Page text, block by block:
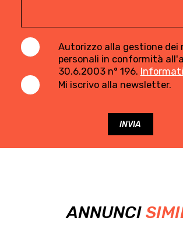
Autorizzo alla gestione dei
personali in conformità
30.6.2003 n° 196.
Mi iscrivo alla newsletter.
ANNUNCI